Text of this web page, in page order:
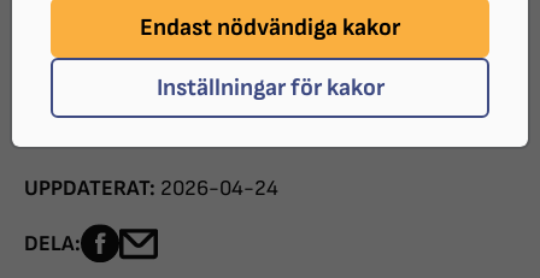
Endast nödvändiga kakor
Inställningar för kakor
Logotyp (negativ) för digital användning (PNG)
Behöver du ett annat format? Mejla oss
dig!
UPPDATERAT: 2026-04-24
DELA: Dela sidan på Facebook